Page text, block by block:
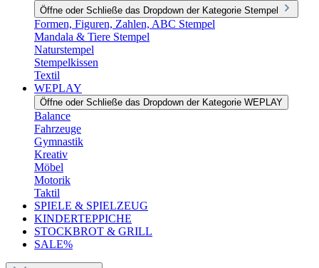
Öffne oder Schließe das Dropdown der Kategorie Stempel
Formen, Figuren, Zahlen, ABC Stempel
Mandala & Tiere Stempel
Naturstempel
Stempelkissen
Textil
WEPLAY
Öffne oder Schließe das Dropdown der Kategorie WEPLAY
Balance
Fahrzeuge
Gymnastik
Kreativ
Möbel
Motorik
Taktil
SPIELE & SPIELZEUG
KINDERTEPPICHE
STOCKBROT & GRILL
SALE%